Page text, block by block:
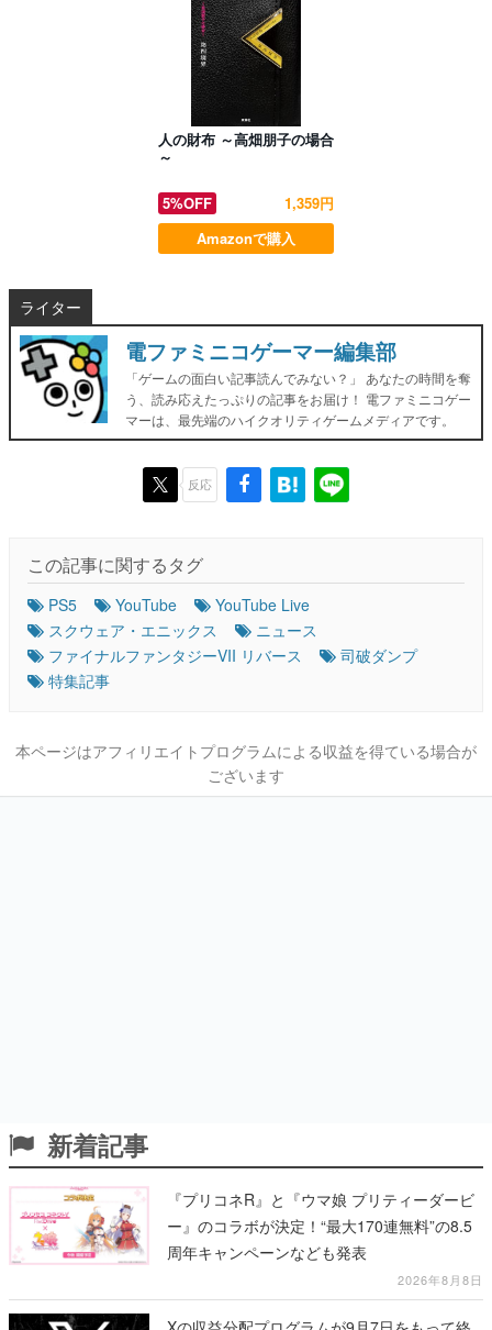
人の財布 ～高畑朋子の場合
～
5%OFF
1,359円
Amazonで購入
ライター
電ファミニコゲーマー編集部
「ゲームの面白い記事読んでみない？」 あなたの時間を奪
う、読み応えたっぷりの記事をお届け！ 電ファミニコゲー
マーは、最先端のハイクオリティゲームメディアです。
反応
この記事に関するタグ
PS5 YouTube
YouTube Live
スクウェア・エニックス
ニュース
ファイナルファンタジーVII リバース
司破ダンプ
特集記事
本ページはアフィリエイトプログラムによる収益を得ている場合が
ございます
新着記事
『プリコネR』と『ウマ娘 プリティーダービ
ー』のコラボが決定！“最大170連無料”の8.5
周年キャンペーンなども発表
2026年8月8日